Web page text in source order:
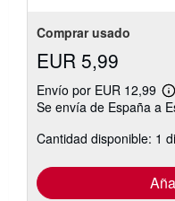
Comprar usado
EUR 5,99
Envío por EUR 12,99
Se envía de España a
Cantidad disponible: 1